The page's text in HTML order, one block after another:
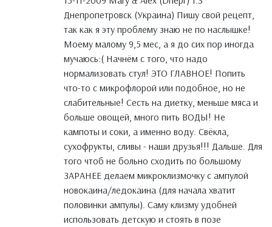
Днепропетровск (Украина) Пишу свой рецепт,
так как я эту проблему знаю не по наслышке!
Моему малому 9,5 мес, а я до сих пор иногда
мучаюсь:( Начнём с того, что надо
нормализовать стул! ЭТО ГЛАВНОЕ! Попить
что-то с микрофлорой или подобное, но не
слабительные! Сесть на диетку, меньше мяса и
больше овощей, много пить ВОДЫ! Не
кампоты и соки, а именно воду. Свёкла,
сухофрукты, сливы - наши друзья!!! Дальше. Для
того чтоб не больно сходить по большому
ЗАРАНЕЕ делаем микроклизмочку с ампулой
новокаина/ледокаина (для начала хватит
половинки ампулы). Саму клизму удобней
использовать детскую и стоять в позе